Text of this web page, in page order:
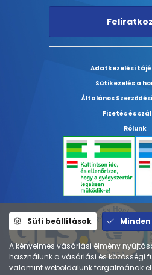
Adatkezelési
Sütikezelés a
Általános
Fizetés és
Rólunk
Süti beállítások
A kényelmes vásárlási élmény
használunk a vásárlási és közösségi
valamint weboldalunk forgalmának